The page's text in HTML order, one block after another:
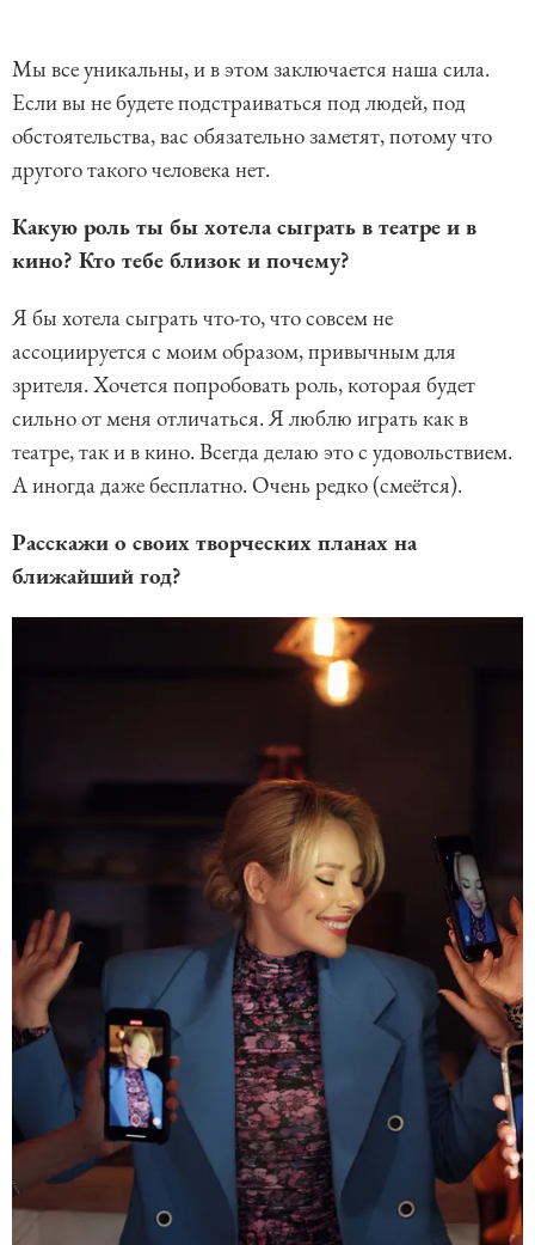
Мы все уникальны, и в этом заключается наша сила.
Если вы не будете подстраиваться под людей, под
обстоятельства, вас обязательно заметят, потому что
другого такого человека нет.
Какую роль ты бы хотела сыграть в театре и в
кино? Кто тебе близок и почему?
Я бы хотела сыграть что-то, что совсем не
ассоциируется с моим образом, привычным для
зрителя. Хочется попробовать роль, которая будет
сильно от меня отличаться. Я люблю играть как в
театре, так и в кино. Всегда делаю это с удовольствием.
А иногда даже бесплатно. Очень редко (смеётся).
Расскажи о своих творческих планах на
ближайший год?